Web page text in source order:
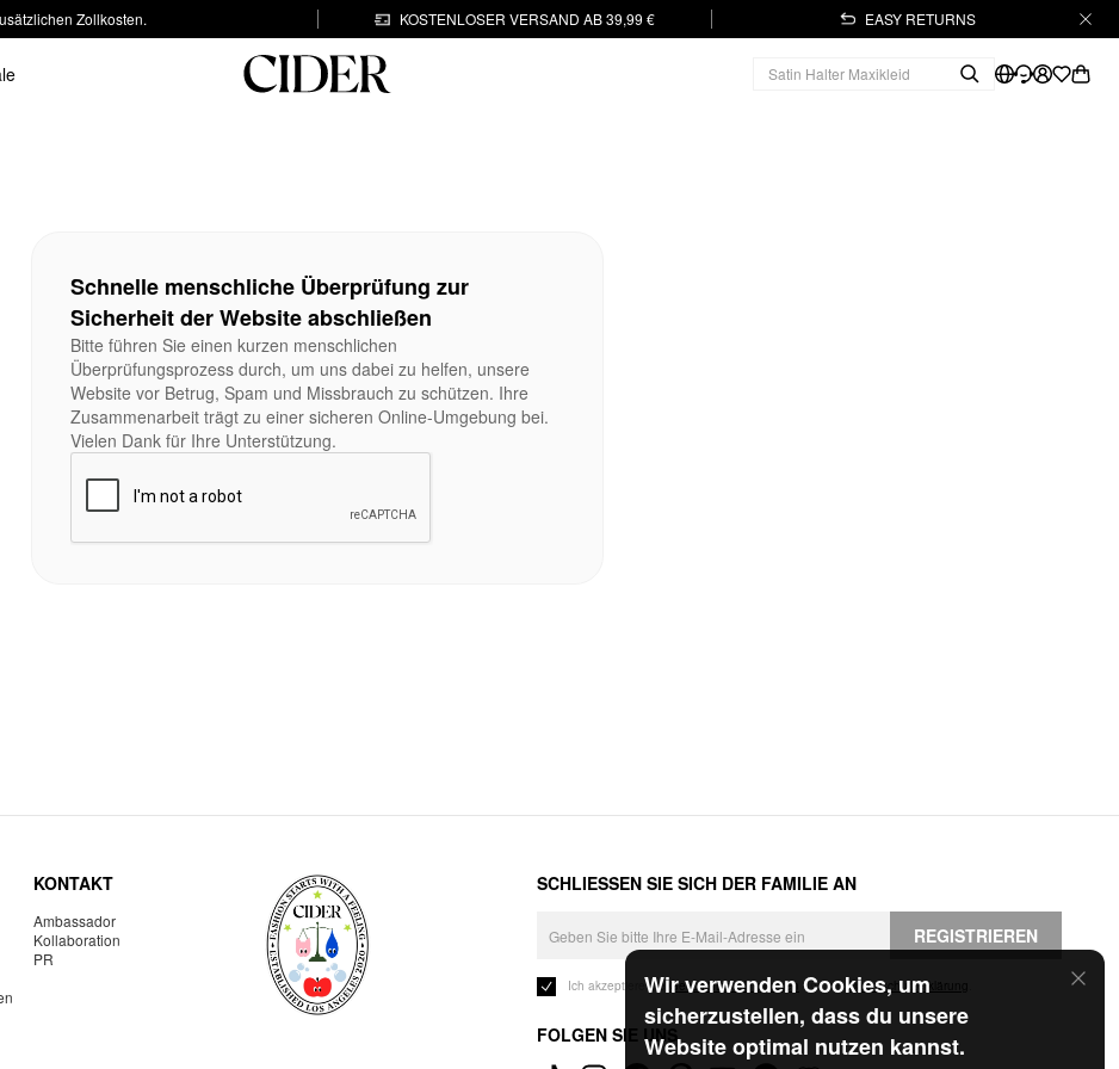
Zollkosten. KOSTENLOSER VERSAND AB 39,99 € EASY RETURNS
Wir verwenden Cookies, um
sicherzustellen, dass du unsere
Website optimal nutzen kannst.
Schnelle menschliche Überprüfung zur
Sicherheit der Website abschließen
Bitte führen Sie einen kurzen menschlichen
Überprüfungsprozess durch, um uns dabei zu helfen, unsere
Website vor Betrug, Spam und Missbrauch zu schützen. Ihre
Zusammenarbeit trägt zu einer sicheren Online-Umgebung bei.
Vielen Dank für Ihre Unterstützung.
KONTAKT
Ambassador
Kollaboration
PR
SCHLIESSEN SIE SICH DER FAMILIE AN
REGISTRIEREN
Ich akzeptiere dieGeschäftsbedingungen und die Datenschutzerklärung
FOLGEN SIE UNS